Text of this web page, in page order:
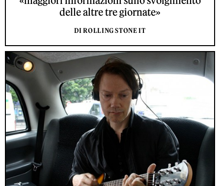
delle altre tre giornate»
DI ROLLING STONE IT